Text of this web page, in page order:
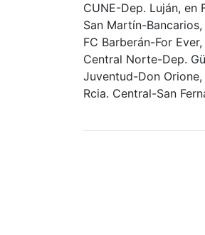
CUNE-Dep. Luján, en
San Martín-
FC Barberán-For
Central Norte-Dep.
Juventud-Don
Rcia. Central-San